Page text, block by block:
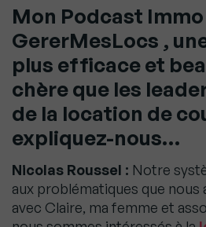
Mon Podcast Immo
GererMesLocs ,
plus efficace et
chère que les
de la location de
expliquez-nous…
Nicolas Roussel : Notre
aux problématiques que
avec Claire, ma femme et